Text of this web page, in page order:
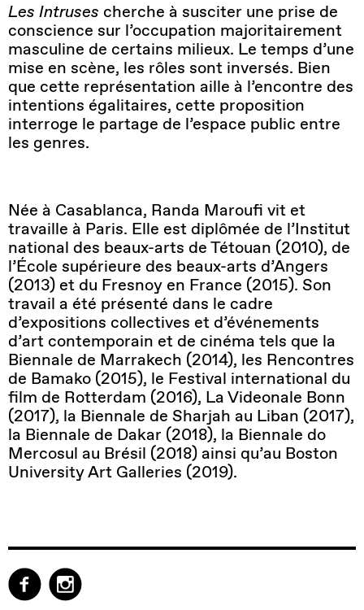
Les Intruses cherche à susciter une prise de
conscience sur l’occupation majoritairement
masculine de certains milieux. Le temps d’une
mise en scène, les rôles sont inversés. Bien
que cette représentation aille à l’encontre des
intentions égalitaires, cette proposition
interroge le partage de l’espace public entre
les genres.
Née à Casablanca, Randa Maroufi vit et
travaille à Paris. Elle est diplômée de l’Institut
national des beaux-arts de Tétouan (2010), de
l’École supérieure des beaux-arts d’Angers
(2013) et du Fresnoy en France (2015). Son
travail a été présenté dans le cadre
d’expositions collectives et d’événements
d’art contemporain et de cinéma tels que la
Biennale de Marrakech (2014), les Rencontres
de Bamako (2015), le Festival international du
film de Rotterdam (2016), La Videonale Bonn
(2017), la Biennale de Sharjah au Liban (2017),
la Biennale de Dakar (2018), la Biennale do
Mercosul au Brésil (2018) ainsi qu’au Boston
University Art Galleries (2019).